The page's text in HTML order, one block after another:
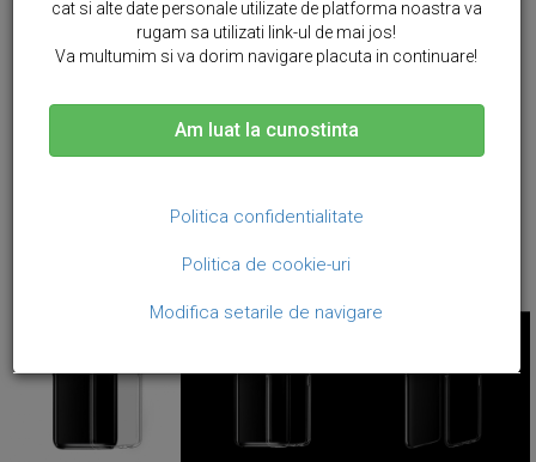
cat si alte date personale utilizate de platforma noastra va
rugam sa utilizati link-ul de mai jos!
Va multumim si va dorim navigare placuta in continuare!
Am luat la cunostinta
Politica confidentialitate
Politica de cookie-uri
Modifica setarile de navigare